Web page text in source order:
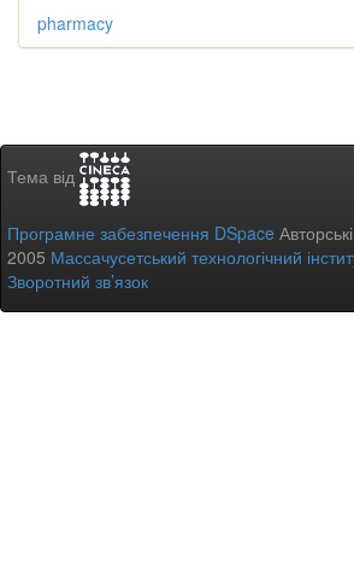
pharmacy
Тема від
Програмне забезпечення DSpace
2005 Массачусетський технологічний
Зворотний зв’язок